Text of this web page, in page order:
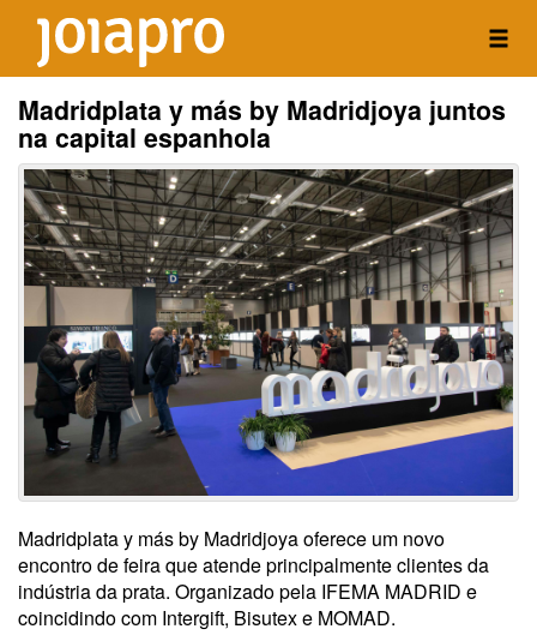
Madridplata y más by Madridjoya juntos
na capital espanhola
Madridplata y más by Madridjoya oferece um novo
encontro de feira que atende principalmente clientes da
indústria da prata. Organizado pela IFEMA MADRID e
coincidindo com Intergift, Bisutex e MOMAD.